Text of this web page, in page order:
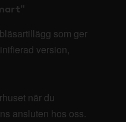
som ger
version,
när du
ansluten hos oss.